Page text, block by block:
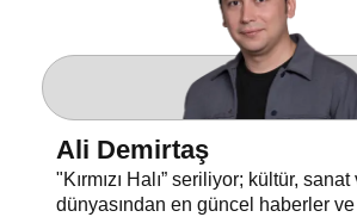
Ali Demirtaş
"Kırmızı Halı” seriliyor; kültür,
dünyasından en güncel haberler